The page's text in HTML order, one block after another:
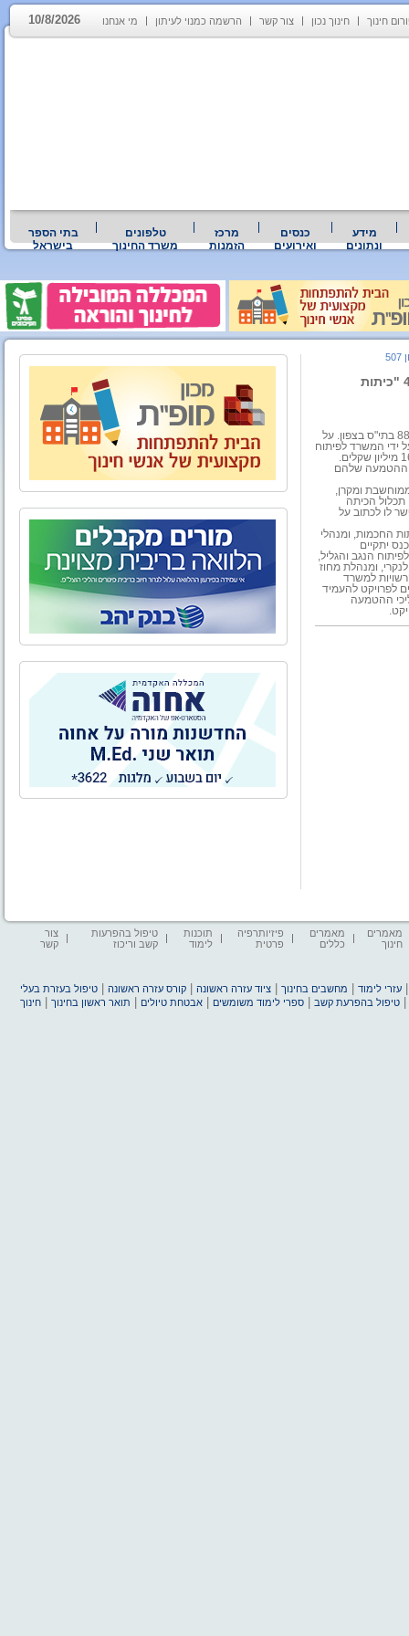
חינוך חינוך נכון צור קשר הרשמה כמנוי לעיתון מי אנחנו 10/8/2026
מידע
ונתונים
כנסים
ואירועים
מרכז
הזמנות
טלפונים
משרד החינוך
בתי הספר
בישראל
המשרד לפיתוח הנגב והגליל וארגון "קדימה מדע" יממנו 415 "כיתות
במהלך השנתיים הקרובות יותקנו כ-415 "כיתות חכמות" אינטראקטיביות ב-88 בתי"ס בצפון. על
ימומן על ידי המשרד לפיתוח
הנגב והגליל, בסכום של 15 מיליון שקלים, וארגון "קדימה מדע", בסכום של 16 מיליון שקלים.
ההטמעה שלהם
ומקרן,
הכיתה
לו לכתוב על
החכמות, ומנהלי
יתקיים
הנגב והגליל,
ומנהלת מחוז
למשרד
לפרויקט להעמיד
ההטמעה
מאמרים
חינוך
מאמרים
כללים
פיזיותרפיה
פרטית
תוכנות
לימוד
טיפול בהפרעות
קשב וריכוז
צור
קשר
עזרי לימוד מחשבים בחינוך |ציוד עזרה ראשונה |קורס עזרה ראשונה |טיפול בעזרת בעלי
|טיפול בהפרעת קשב |ספרי לימוד משומשים |אבטחת טיולים תואר ראשון בחינוך |חינוך